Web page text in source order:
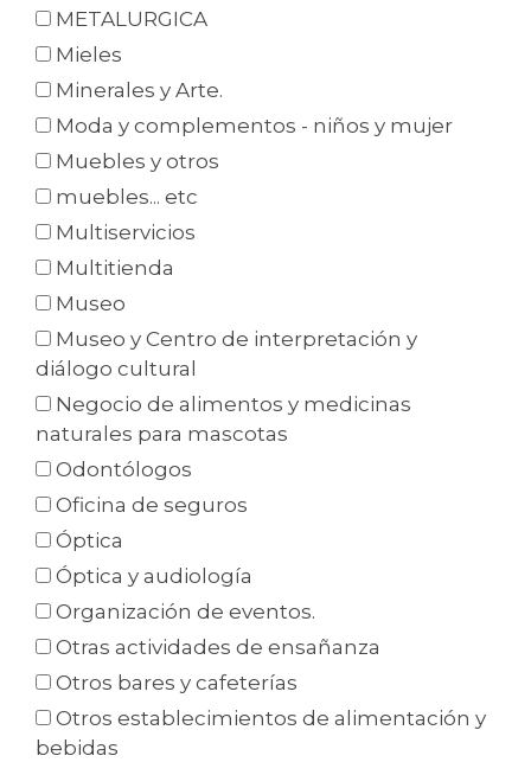
METALURGICA
Mieles
Minerales y Arte.
Moda y complementos - niños y mujer
Muebles y otros
muebles... etc
Multiservicios
Multitienda
Museo
Museo y Centro de interpretación y
diálogo cultural
Negocio de alimentos y medicinas
naturales para mascotas
Odontólogos
Oficina de seguros
Óptica
Óptica y audiología
Organización de eventos.
Otras actividades de ensañanza
Otros bares y cafeterías
Otros establecimientos de alimentación y
bebidas